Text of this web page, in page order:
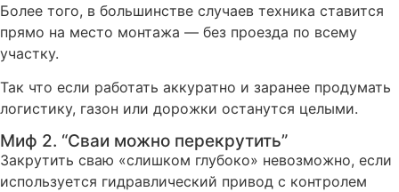
Более того, в большинстве случаев техника ставится
прямо на место монтажа — без проезда по всему
участку.
Так что если работать аккуратно и заранее продумать
логистику, газон или дорожки останутся целыми.
Миф 2. “Сваи можно перекрутить”
Закрутить сваю «слишком глубоко» невозможно, если
используется гидравлический привод с контролем